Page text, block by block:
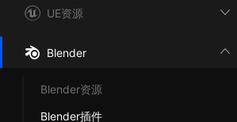
UE资源
Blender
Blender资源
Blender插件